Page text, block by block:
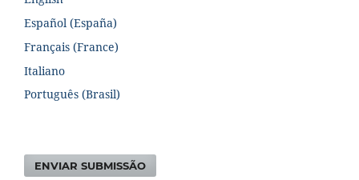
Español (España)
Français (France)
Italiano
Português (Brasil)
ENVIAR SUBMISSÃO